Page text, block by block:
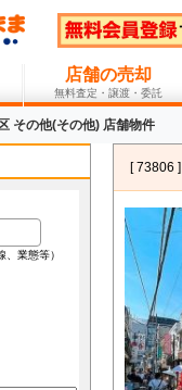
店舗の売却
無料査定・譲渡・委託
その他(その他) 店舗物件
[ 73806 ]
業態等）